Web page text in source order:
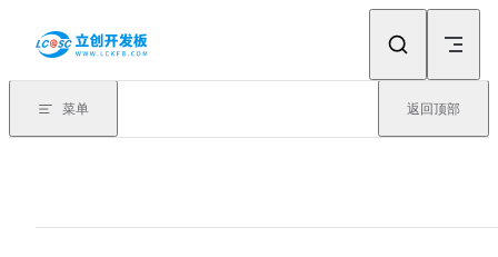
菜单 返回顶部